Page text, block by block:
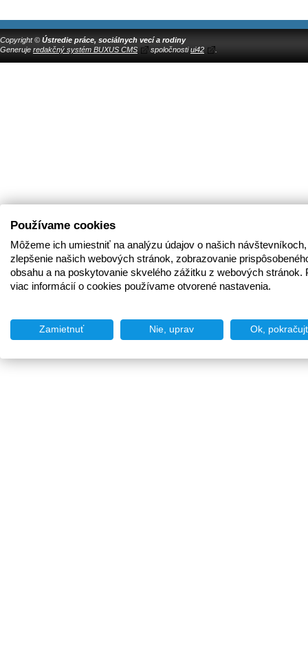
Copyright © Ústredie práce, sociálnych vecí a rodiny
Generuje redakčný systém BUXUS CMS spoločnostiui42
Používame cookies
Môžeme ich umiestniť na analýzu údajov o našich
zlepšenie našich webových stránok, zobrazovanie
obsahu a na poskytovanie skvelého zážitku z webových stránok.
viac informácií o cookies používame otvorené nastavenia.
Zamietnuť Nie, uprav Ok,